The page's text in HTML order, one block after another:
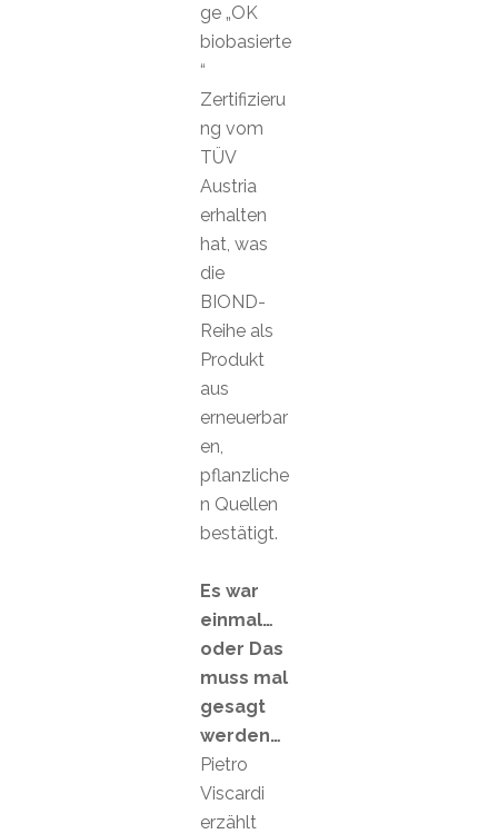
ge „OK
biobasierte
“
Zertifizieru
ng vom
TÜV
Austria
erhalten
hat, was
die
BIOND-
Reihe als
Produkt
aus
erneuerbar
en,
pflanzliche
n Quellen
bestätigt.
Es war
einmal…
oder Das
muss mal
gesagt
werden…
Pietro
Viscardi
erzählt